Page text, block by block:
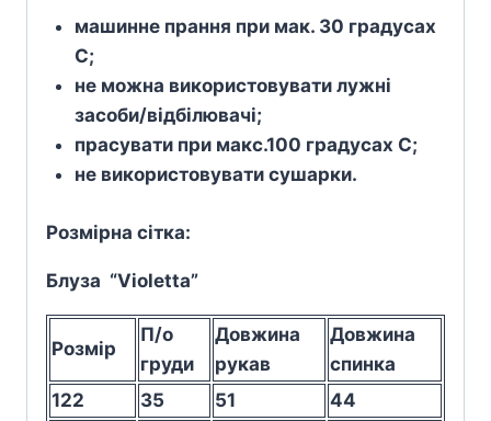
машинне прання при мак. 30 градусах
С;
не можна використовувати лужні
засоби/відбілювачі;
прасувати при макс.100 градусах С;
не використовувати сушарки.
Розмірна сітка:
Блуза “Violetta”
Розмір
П/о
груди
Довжина
рукав
Довжина
спинка
122
35 51
44